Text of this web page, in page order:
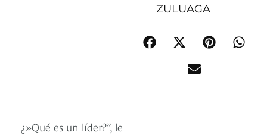
ZULUAGA
¿»Qué es un líder?”, le